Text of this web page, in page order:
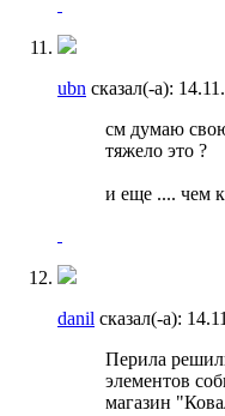
ubn сказал(-а):
см думаю
тяжело это ?
и еще .... чем
danil сказал(-а):
Перила
элементов
магазин